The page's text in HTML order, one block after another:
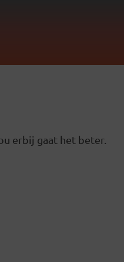
erbij gaat het beter.